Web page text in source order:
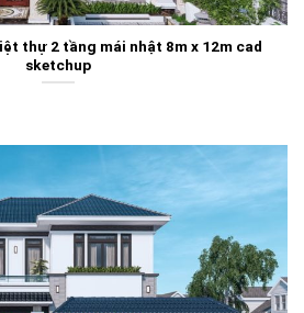
thự 2 tầng mái nhật 8m x 12m cad
sketchup